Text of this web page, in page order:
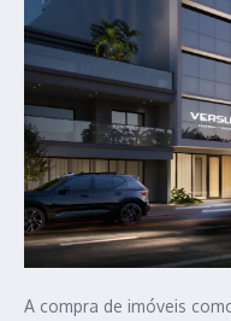
A compra de imóveis